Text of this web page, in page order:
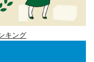
キング